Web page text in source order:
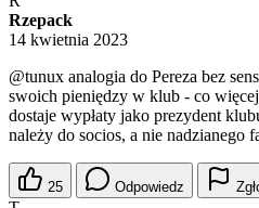
Rzepack
14 kwietnia 2023
@tunux analogia do Pereza bez
swoich pieniędzy w klub - co
dostaje wypłaty jako prezydent
należy do socios, a nie nadzianego
25 Odpowiedz